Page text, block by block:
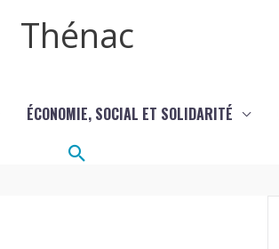
Thénac
ÉCONOMIE, SOCIAL ET SOLIDARITÉ
Rechercher